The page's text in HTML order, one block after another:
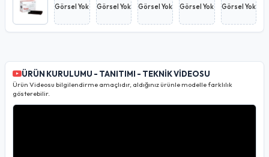
Görsel Yok Görsel Yok Görsel Yok Görsel Yok Görsel Yok
ÜRÜN KURULUMU - TANITIMI - TEKNİK VİDEOSU
Ürün Videosu bilgilendirme amaçlıdır, aldığınız ürünle modelle farklılık
gösterebilir.